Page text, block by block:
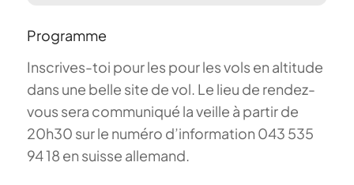
Programme
Inscrives-toi pour les pour les vols en altitude
dans une belle site de vol. Le lieu de rendez-
vous sera communiqué la veille à partir de
20h30 sur le numéro d’information 043 535
94 18 en suisse allemand.